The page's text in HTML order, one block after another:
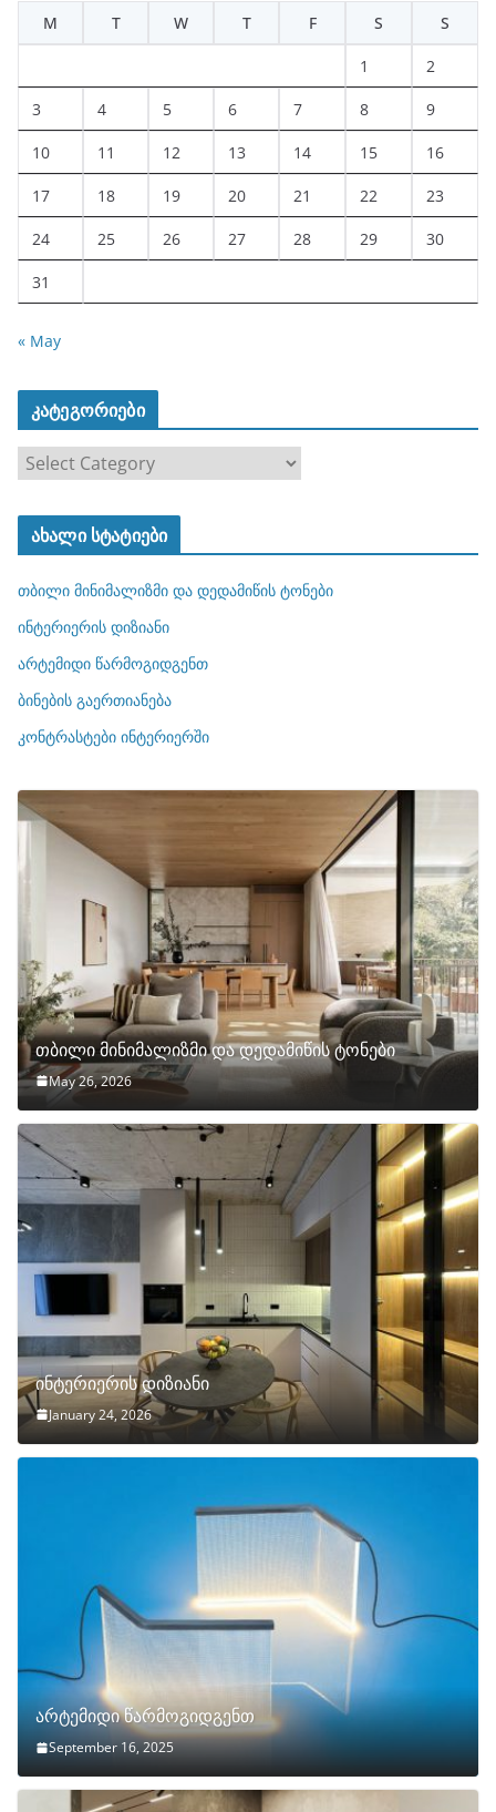
M
T W T F S S
1 2
3 4 5 6 7 8 9
10 11 12 13 14 15 16
17 18 19 20 21 22 23
24 25 26 27 28 29 30
31
« May
კატეგორიები
ტ
ო
რ
ბ
ი
ახალი სტატიები
თბილი მინიმალიზმი და დედამიწის ტონები
ინტერიერის დიზიანი
არტემიდი წარმოგიდგენთ
ბინების გაერთიანება
კონტრასტები ინტერიერში
თბილი მინიმალიზმი და დედამიწის ტონები
May 26, 2026
ინტერიერის დიზიანი
January 24, 2026
არტემიდი წარმოგიდგენთ
September 16, 2025